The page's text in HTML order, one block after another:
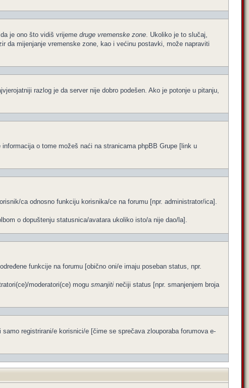
je ono što vidiš vrijeme druge vremenske zone. Ukoliko je to slučaj,
da mijenjanje vremenske zone, kao i većinu postavki, može napraviti
razlog je da server nije dobro podešen. Ako je potonje u pitanju,
o tome možeš naći na stranicama phpBB Grupe [link u
ca odnosno funkciju korisnika/ce na forumu [npr. administrator/ica].
o dopuštenju statusnica/avatara ukoliko isto/a nije dao/la].
funkcije na forumu [obično oni/e imaju poseban status, npr.
moderatori(ce) mogu smanjiti nečiji status [npr. smanjenjem broja
registrirani/e korisnici/e [čime se sprečava zlouporaba forumova e-